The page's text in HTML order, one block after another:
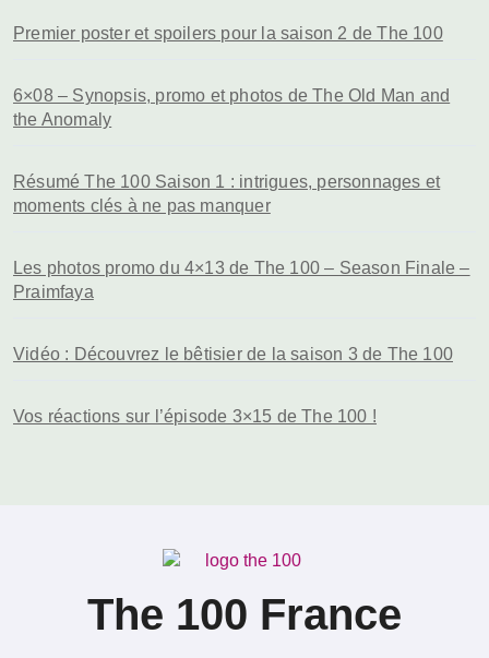
Premier poster et spoilers pour la saison 2 de The 100
6×08 – Synopsis, promo et photos de The Old Man and
the Anomaly
Résumé The 100 Saison 1 : intrigues, personnages et
moments clés à ne pas manquer
Les photos promo du 4×13 de The 100 – Season Finale –
Praimfaya
Vidéo : Découvrez le bêtisier de la saison 3 de The 100
Vos réactions sur l’épisode 3×15 de The 100 !
The 100 France